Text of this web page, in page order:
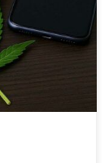
zebranym